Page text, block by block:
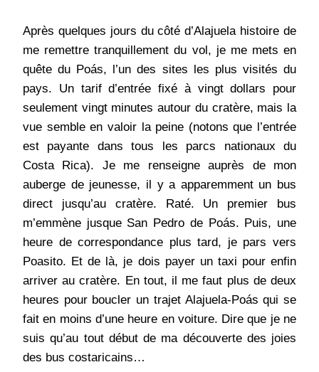
Après quelques jours du côté d’Alajuela histoire de
me remettre tranquillement du vol, je me mets en
quête du Poás, l’un des sites les plus visités du
pays. Un tarif d’entrée fixé à vingt dollars pour
seulement vingt minutes autour du cratère, mais la
vue semble en valoir la peine (notons que l’entrée
est payante dans tous les parcs nationaux du
Costa Rica). Je me renseigne auprès de mon
auberge de jeunesse, il y a apparemment un bus
direct jusqu’au cratère. Raté. Un premier bus
m’emmène jusque San Pedro de Poás. Puis, une
heure de correspondance plus tard, je pars vers
Poasito. Et de là, je dois payer un taxi pour enfin
arriver au cratère. En tout, il me faut plus de deux
heures pour boucler un trajet Alajuela-Poás qui se
fait en moins d’une heure en voiture. Dire que je ne
suis qu’au tout début de ma découverte des joies
des bus costaricains…